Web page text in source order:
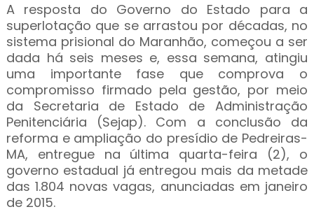
A resposta do Governo do Estado para a
superlotação que se arrastou por décadas, no
sistema prisional do Maranhão, começou a ser
dada há seis meses e, essa semana, atingiu
uma importante fase que comprova o
compromisso firmado pela gestão, por meio
da Secretaria de Estado de Administração
Penitenciária (Sejap). Com a conclusão da
reforma e ampliação do presídio de Pedreiras-
MA, entregue na última quarta-feira (2), o
governo estadual já entregou mais da metade
das 1.804 novas vagas, anunciadas em janeiro
de 2015.